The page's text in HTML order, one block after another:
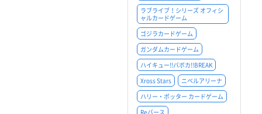
ラブライブ！シリーズ オフィシ
ャルカードゲーム
ゴジラカードゲーム
ガンダムカードゲーム
ハイキュー!!バボカ!!BREAK
Xross Stars
ニベルアリーナ
ハリー・ポッター カードゲーム
Reバース